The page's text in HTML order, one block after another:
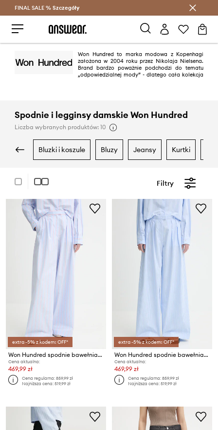
Oszczędzaj z Answear Club >
FINAL SALE % Szczegóły
Won Hundred to marka modowa z Kopenhagi
założona w 2004 roku przez Nikolaja Nielsena.
Brand bardzo poważnie podchodzi do tematu
„odpowiedzialnej mody” - dlatego cała kolekcja
Spodnie i legginsy damskie Won Hundred
Liczba wybranych produktów: 10
bluzki i koszule bluzy jeansy kurtki
Filtry
extra -5% z kodem: OFF*
Won Hundred spodnie bawełniane
Cena aktualna:
469,99 zł
Cena regularna:859,99 zł
Najniższa cena:519,99 zł
extra -5% z kodem: OFF*
Won Hundred spodnie bawełniane
Cena aktualna:
469,99 zł
Cena regularna:859,99 zł
Najniższa cena:519,99 zł